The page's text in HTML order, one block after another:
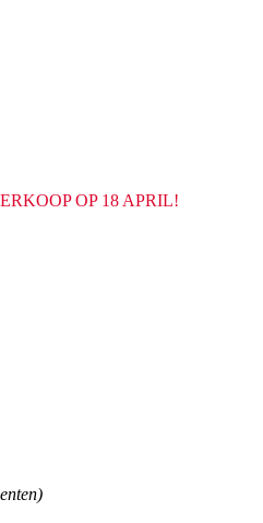
OP 18 APRIL!